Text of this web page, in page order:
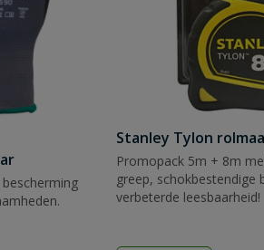
Stanley Tylon
Promopack 5m + 8m
greep, schokbestendige
verbeterde leesbaarheid!